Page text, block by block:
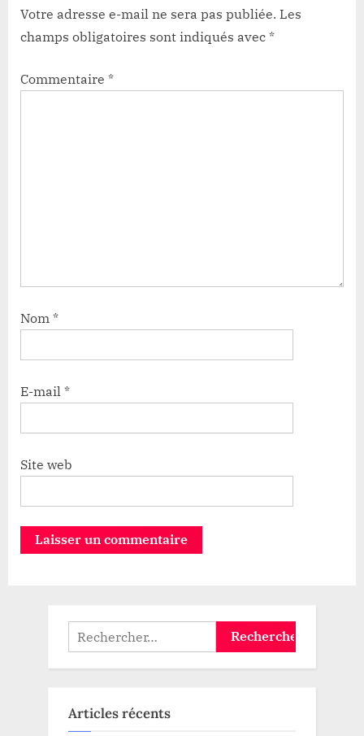
Votre adresse e-mail ne sera pas publiée. Les
champs obligatoires sont indiqués avec *
Commentaire *
Nom *
E-mail *
Site web
Rechercher :
Articles récents